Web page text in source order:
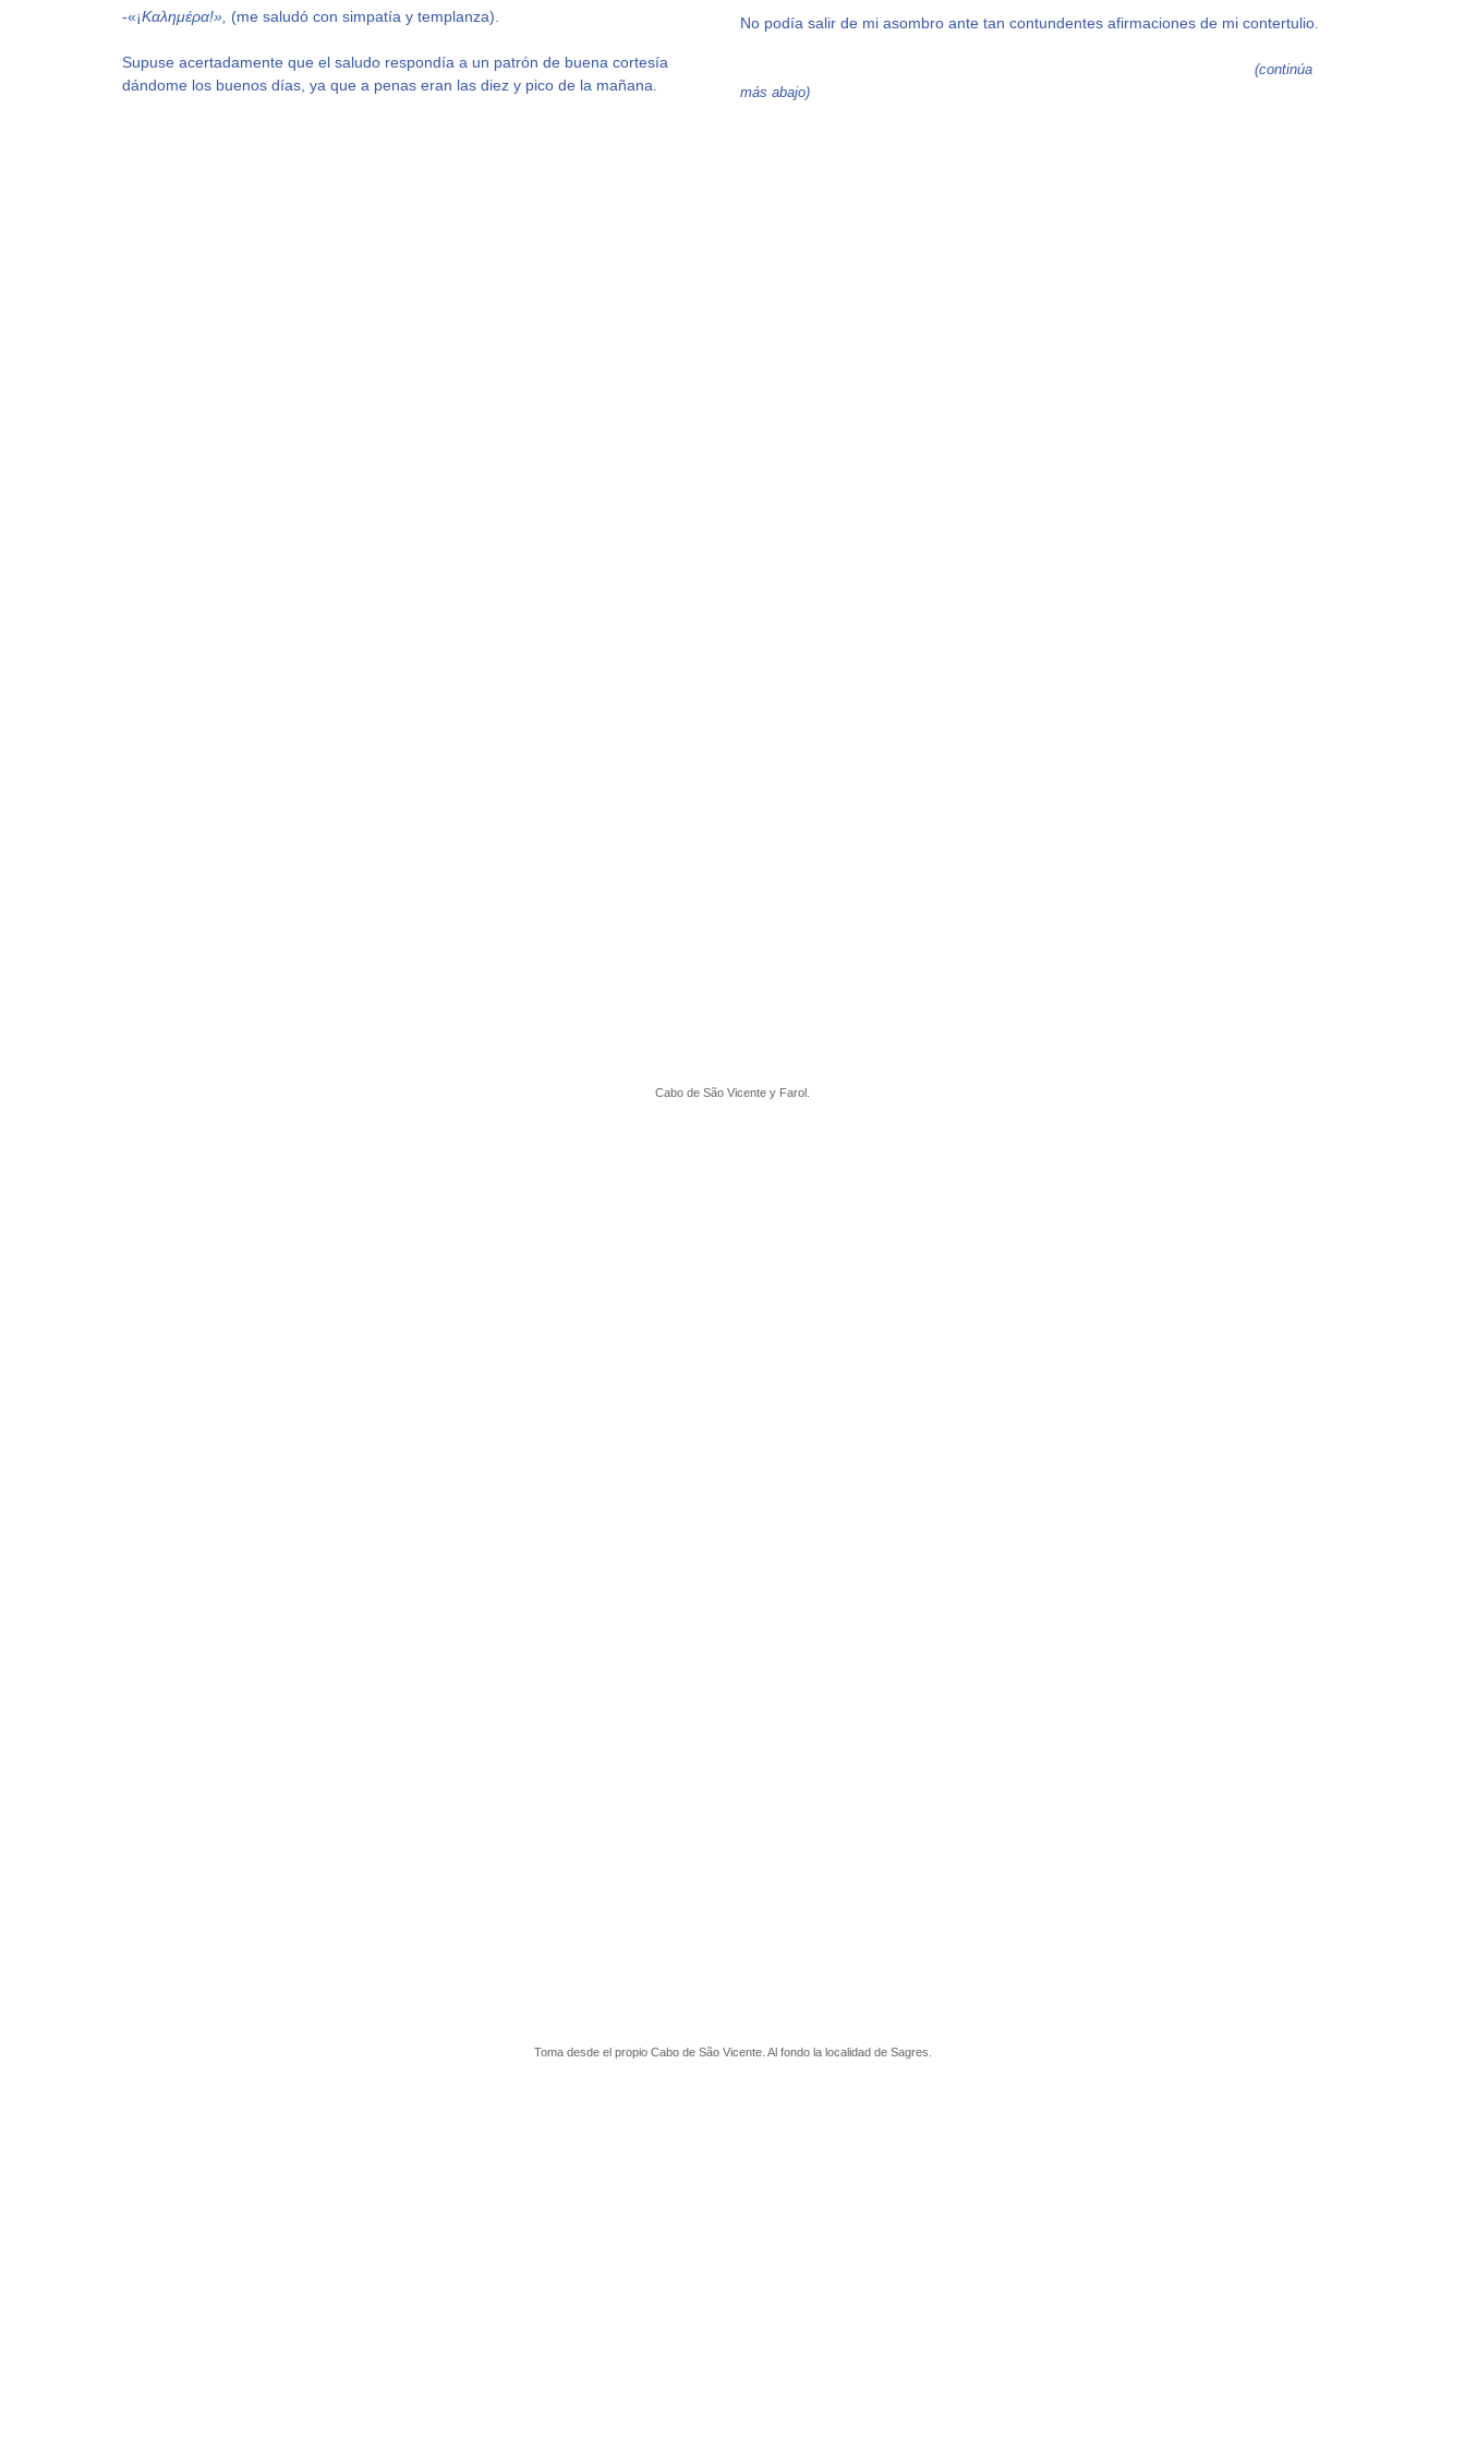
-«¡Καλημέρα!», (me saludó con simpatía y templanza).
Supuse acertadamente que el saludo respondía a un patrón de buena cortesía
dándome los buenos días, ya que a penas eran las diez y pico de la mañana.
No podía salir de mi asombro ante tan contundentes afirmaciones de mi contertulio.
(continúa
más abajo)
Cabo de São Vicente y Farol.
Toma desde el propio Cabo de São Vicente. Al fondo la localidad de Sagres.